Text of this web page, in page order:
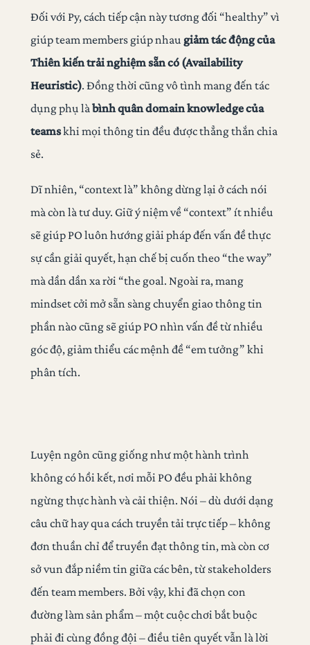
Đối với Py, cách tiếp cận này tương đối “healthy” vì
giúp team members giúp nhau giảm tác động của
Thiên kiến trải nghiệm sẵn có (Availability
Heuristic). Đồng thời cũng vô tình mang đến tác
dụng phụ là bình quân domain knowledge của
teamskhi mọi thông tin đều được thẳng thắn chia
sẻ.
Dĩ nhiên, “context là” không dừng lại ở cách nói
mà còn là tư duy. Giữ ý niệm về “context” ít nhiều
sẽ giúp PO luôn hướng giải pháp đến vấn đề thực
sự cần giải quyết, hạn chế bị cuốn theo “the way”
mà dần dần xa rời “the goal. Ngoài ra, mang
mindset cởi mở sẵn sàng chuyển giao thông tin
phần nào cũng sẽ giúp PO nhìn vấn đề từ nhiều
góc độ, giảm thiểu các mệnh đề “em tưởng” khi
phân tích.
Luyện ngôn cũng giống như một hành trình
không có hồi kết, nơi mỗi PO đều phải không
ngừng thực hành và cải thiện. Nói – dù dưới dạng
câu chữ hay qua cách truyền tải trực tiếp – không
đơn thuần chỉ để truyền đạt thông tin, mà còn cơ
sở vun đắp niềm tin giữa các bên, từ stakeholders
đến team members. Bởi vậy, khi đã chọn con
đường làm sản phẩm – một cuộc chơi bắt buộc
phải đi cùng đồng đội – điều tiên quyết vẫn là lời